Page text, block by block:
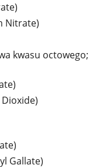
Nitrate)
kwasu octowego;
Gallate)